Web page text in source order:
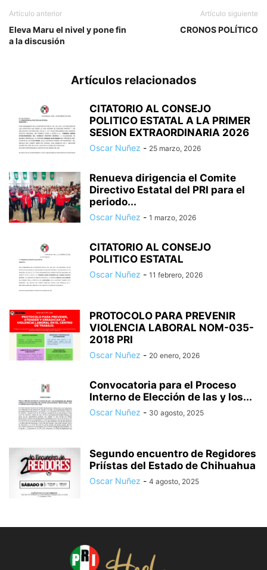
Artículo anterior
Eleva Maru el nivel y pone fin
a la discusión
Artículo siguiente
CRONOS POLÍTICO
Artículos relacionados
CITATORIO AL CONSEJO
POLITICO ESTATAL A LA PRIMER
SESION EXTRAORDINARIA 2026
Oscar Nuñez - 25 marzo, 2026
Renueva dirigencia el Comite
Directivo Estatal del PRI para el
periodo...
Oscar Nuñez - 1 marzo, 2026
CITATORIO AL CONSEJO
POLITICO ESTATAL
Oscar Nuñez - 11 febrero, 2026
PROTOCOLO PARA PREVENIR
VIOLENCIA LABORAL NOM-035-
2018 PRI
Oscar Nuñez - 20 enero, 2026
Convocatoria para el Proceso
Interno de Elección de las y los...
Oscar Nuñez - 30 agosto, 2025
Segundo encuentro de Regidores
Priístas del Estado de Chihuahua
Oscar Nuñez - 4 agosto, 2025